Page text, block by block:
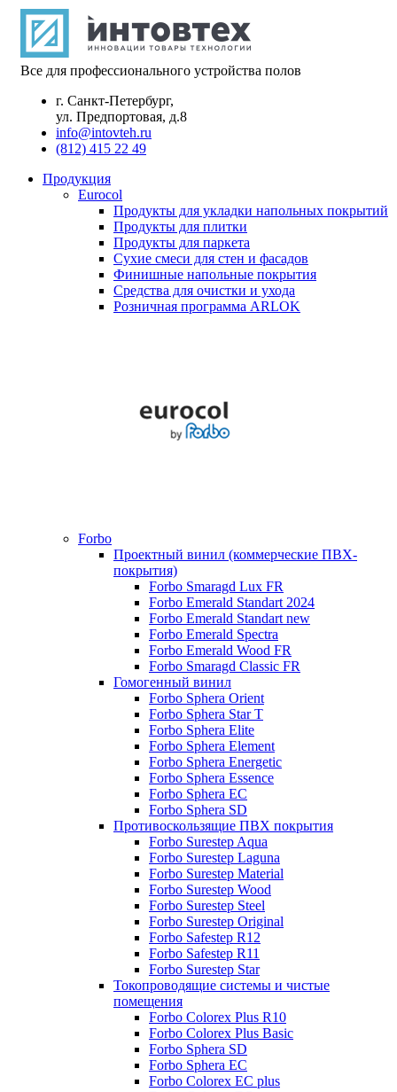
Все для профессионального устройства полов
г. Санкт-Петербург,
ул. Предпортовая, д.8
info@intovteh.ru
(812) 415 22 49
Продукция
Eurocol
Продукты для укладки напольных покрытий
Продукты для плитки
Продукты для паркета
Сухие смеси для стен и фасадов
Финишные напольные покрытия
Средства для очистки и ухода
Розничная программа ARLOK
Forbo
Проектный винил (коммерческие ПВХ-
покрытия)
Forbo Smaragd Lux FR
Forbo Emerald Standart 2024
Forbo Emerald Standart new
Forbo Emerald Spectra
Forbo Emerald Wood FR
Forbo Smaragd Classic FR
Гомогенный винил
Forbo Sphera Orient
Forbo Sphera Star T
Forbo Sphera Elite
Forbo Sphera Element
Forbo Sphera Energetic
Forbo Sphera Essence
Forbo Sphera EC
Forbo Sphera SD
Противоскользящие ПВХ покрытия
Forbo Surestep Aqua
Forbo Surestep Laguna
Forbo Surestep Material
Forbo Surestep Wood
Forbo Surestep Steel
Forbo Surestep Original
Forbo Safestep R12
Forbo Safestep R11
Forbo Surestep Star
Токопроводящие системы и чистые
помещения
Forbo Colorex Plus R10
Forbo Colorex Plus Basic
Forbo Sphera SD
Forbo Sphera EC
Forbo Colorex EC plus